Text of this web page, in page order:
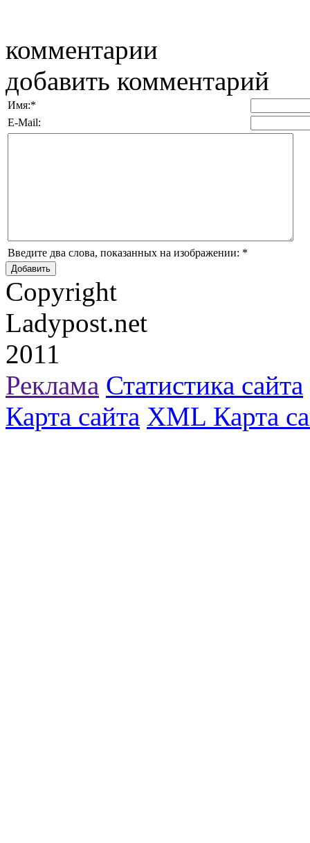
комментарии
добавить комментарий
Имя:*
E-Mail:
Введите два слова, показанных на изображении: *
Copyright
Ladypost.net
2011
Реклама Статистика сайта
Карта сайта XML Карта